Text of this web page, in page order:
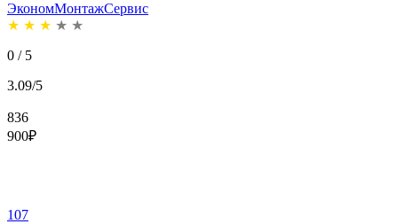
ЭкономМонтажСервис
★ ★ ★ ★ ★
0 / 5
3.09/5
836
900₽
107